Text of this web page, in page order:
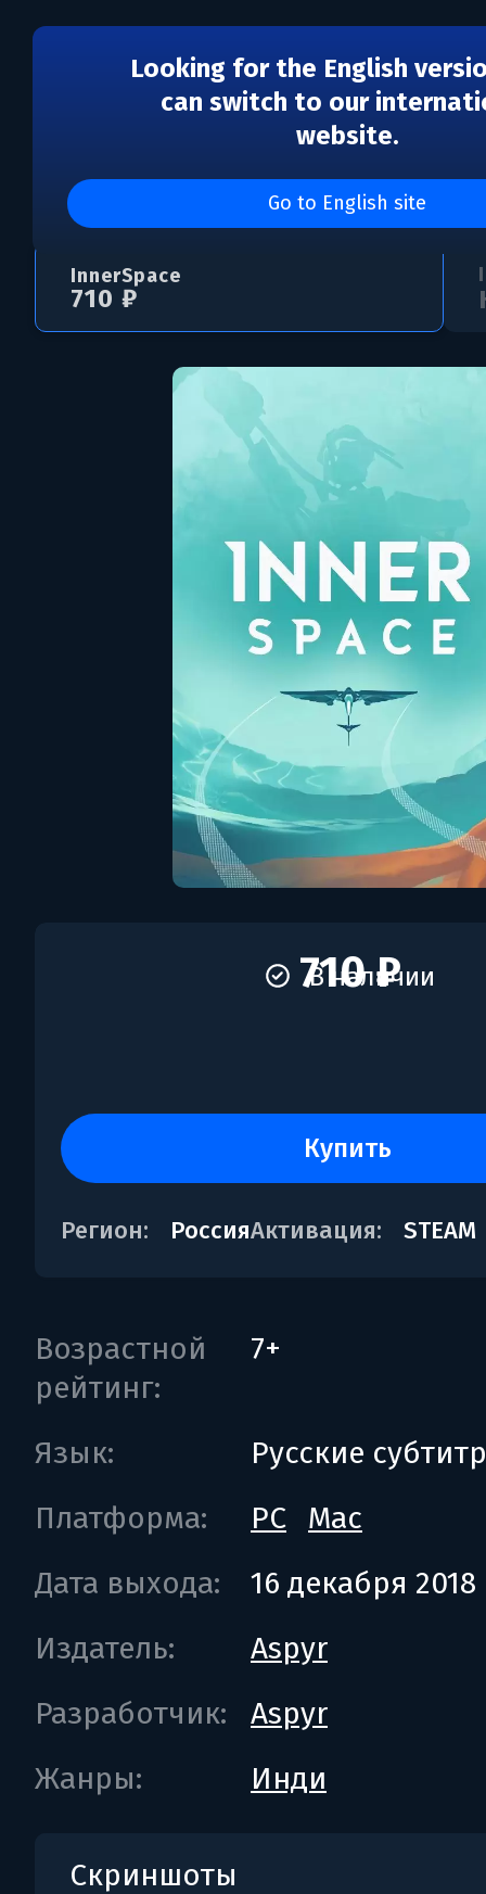
Looking for the English
can switch to our
website.
Go to English site
InnerSpace
InnerSpace
710 ₽
710 ₽
купить
Регион: РоссияАктивация: STEAM
В наличии
Возрастной
рейтинг:
7+
Язык:
Русские
Платформа:
PC
Mac
Дата выхода:
16 декабря 2018
Издатель:
Aspyr
Разработчик:
Aspyr
Жанры:
Инди
Скриншоты